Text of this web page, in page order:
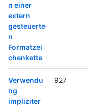
n einer
extern
gesteuerte
n
Formatzei
chenkette
Verwendu
ng
impliziter
927